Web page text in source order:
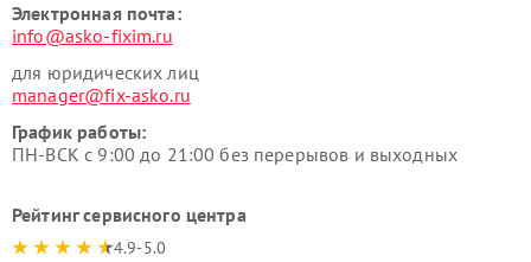
Электронная почта:
info@asko-fixim.ru
для юридических лиц
manager@fix-asko.ru
График работы:
ПН-ВСК с 9:00 до 21:00 без перерывов и выходных
Рейтинг сервисного центра
4.9-5.0